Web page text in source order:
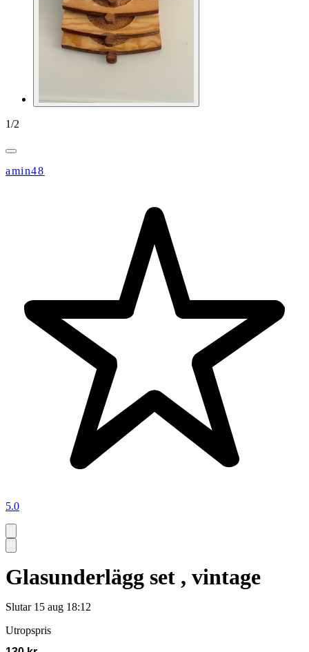
1/2
amin48
5.0
Glasunderlägg set , vintage
Slutar 15 aug 18:12
Utropspris